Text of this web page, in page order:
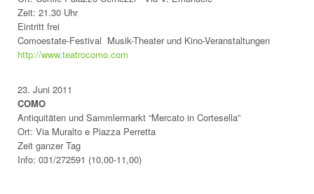
Zeit: 21.30 Uhr
Eintritt frei
Comoestate-Festival Musik-Theater und Kino-Veranstaltungen
http://www.teatrocomo.com
23. Juni 2011
COMO
Antiquitäten und Sammlermarkt “Mercato in Cortesella”
Ort: Via Muralto e Piazza Perretta
Zeit ganzer Tag
Info: 031/272591 (10,00-11,00)